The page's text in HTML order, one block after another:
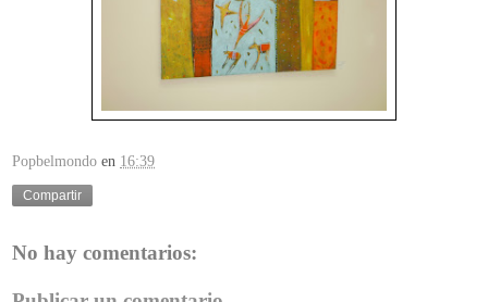
Popbelmondo en 16:39
Compartir
No hay comentarios: